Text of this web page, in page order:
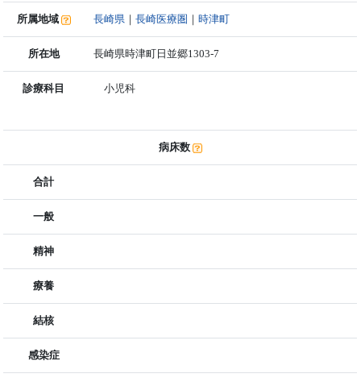
所属地域 長崎県 ｜長崎医療圏 ｜時津町
所在地 長崎県時津町日並郷1303-7
診療科目 小児科
病床数
合計
一般
精神
療養
結核
感染症